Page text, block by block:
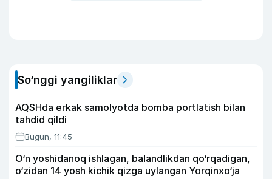
So‘nggi yangiliklar
AQSHda erkak samolyotda bomba portlatish bilan
tahdid qildi
Bugun, 11:45
O‘n yoshidanoq ishlagan, balandlikdan qo‘rqadigan,
o‘zidan 14 yosh kichik qizga uylangan Yorqinxo‘ja